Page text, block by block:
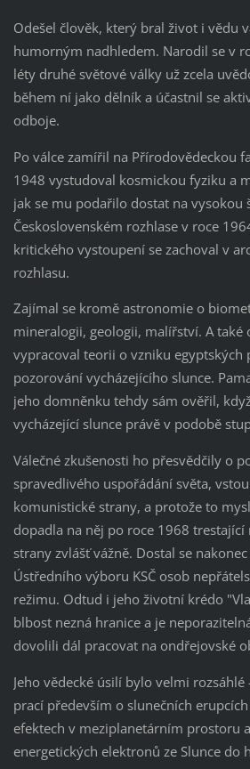
Odešel člověk, který bral život i vědu
humorným nadhledem. Narodil se v
léty druhé světové války už zcela
během ní jako dělník a účastnil se
odboje.
Po válce zamířil na Přírodovědeckou
1948 vystudoval kosmickou fyziku a
jak se mu podařilo dostat na vysokou
Československém rozhlase v roce
kritického vystoupení se zachoval v
rozhlasu.
Zajímal se kromě astronomie o
mineralogii, geologii, malířství. A také
vypracoval teorii o vzniku egyptských
pozorování vycházejícího slunce.
jeho domněnku tehdy sám ověřil,
vycházející slunce právě v podobě
Válečné zkušenosti ho přesvědčily o
spravedlivého uspořádání světa,
komunistické strany, a protože to
dopadla na něj po roce 1968
strany zvlášť vážně. Dostal se
Ústředního výboru KSČ osob
režimu. Odtud i jeho životní krédo
blbost nezná hranice a je
dovolili dál pracovat na ondřejovské
Jeho vědecké úsilí bylo velmi
prací především o slunečních
efektech v meziplanetárním prostoru
energetických elektronů ze Slunce do